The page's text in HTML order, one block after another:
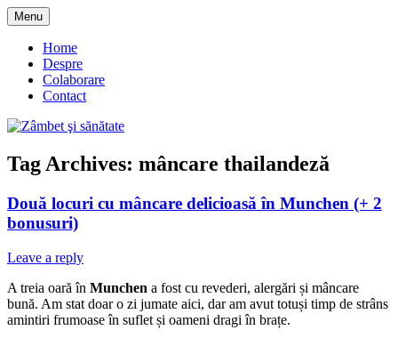
Skip
to
content
Zâmbet şi sănătate
Menu
Home
Despre
Colaborare
Contact
Tag Archives: mâncare thailandeză
Două locuri cu mâncare delicioasă în Munchen (+ 2
bonusuri)
Leave a reply
A treia oară în Munchen a fost cu revederi, alergări și mâncare
bună. Am stat doar o zi jumate aici, dar am avut totuși timp de strâns
amintiri frumoase în suflet și oameni dragi în brațe.